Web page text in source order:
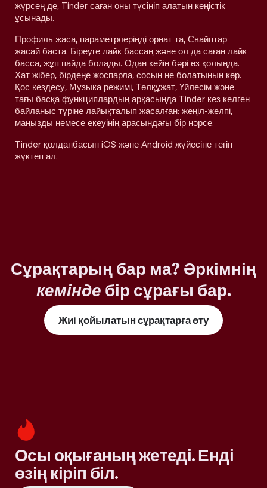
жүрсең де, Tinder саған оны түсініп алатын кеңістік
ұсынады.
Профиль жаса, параметрлеріңді орнат та, Свайптар
жасай баста. Біреуге лайк бассаң және ол да саған лайк
басса, жұп пайда болады. Одан кейін бәрі өз қолыңда.
Хат жібер, бірдеңе жоспарла, сосын не болатынын көр.
Қос кездесу, Музыка режимі, Төлқұжат, Үйлесім және
тағы басқа функциялардың арқасында Tinder кез келген
байланыс түріне лайықталып жасалған: жеңіл-желпі,
маңызды немесе екеуінің арасындағы бір нәрсе.
Tinder қолданбасын iOS және Android жүйесіне тегін
жүктеп ал.
Сұрақтарың бар ма? Әркімнің
кемінде бір сұрағы бар.
Жиі қойылатын сұрақтарға өту
Осы оқығаның жетеді. Енді
өзің кіріп біл.